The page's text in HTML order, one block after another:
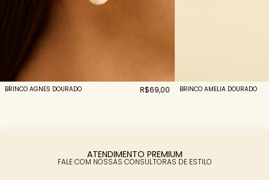
BRINCO AGNES DOURADO R$69,00 BRINCO AMELIA DOURADO
PARCELAMENTO FACILITADO
6X SEM JUROS